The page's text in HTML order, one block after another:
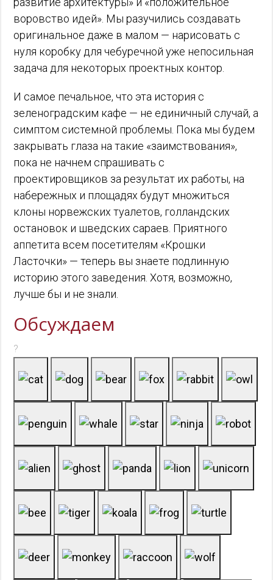
воровство идей». Мы разучились создавать
оригинальное даже в малом — нарисовать с
нуля коробку для чебуречной уже непосильная
задача для некоторых проектных контор.
И самое печальное, что эта история с
зеленоградским кафе — не единичный случай, а
симптом системной проблемы. Пока мы будем
закрывать глаза на такие «заимствования»,
пока не начнем спрашивать с
проектировщиков за результат их работы, на
набережных и площадях будут множиться
клоны норвежских туалетов, голландских
остановок и шведских сараев. Приятного
аппетита всем посетителям «Крошки
Ласточки» — теперь вы знаете подлинную
историю этого заведения. Хотя, возможно,
лучше бы и не знали.
Обсуждаем
?